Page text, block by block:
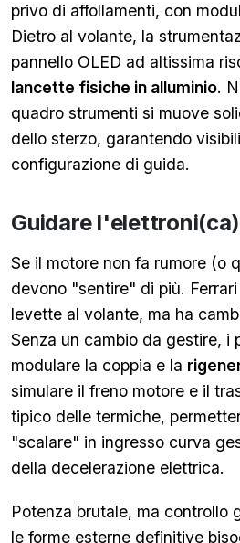
privo di affollamenti, con
Dietro al volante, la
pannello OLED ad altissima
lancette fisiche in alluminio.
quadro strumenti si muove
dello sterzo, garantendo
configurazione di guida.
Guidare l'elettroni(ca)
Se il motore non fa rumore (o
devono "sentire" di più.
levette al volante, ma ha
Senza un cambio da gestire, i
modulare la coppia e la
simulare il freno motore e il
tipico delle termiche,
"scalare" in ingresso curva
della decelerazione elettrica.
Potenza brutale, ma controllo
le forme esterne definitive